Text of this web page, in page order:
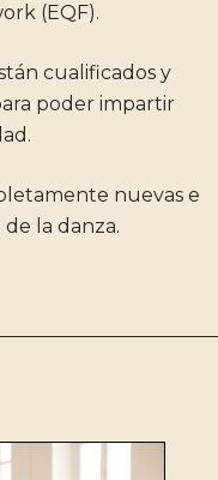
(EQF).
cualificados y
poder impartir
nuevas e
la danza.